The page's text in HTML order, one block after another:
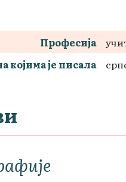
Професија
којима је писала